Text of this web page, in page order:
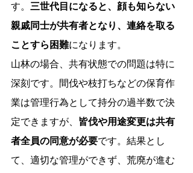
す。 三世代目になると、顔も知らない
親戚同士が共有者となり、連絡を取る
ことすら困難になります。
山林の場合、共有状態での問題は特に
深刻です。間伐や枝打ちなどの保育作
業は管理行為として持分の過半数で決
定できますが、 皆伐や用途変更は共有
者全員の同意が必要です。結果とし
て、適切な管理ができず、荒廃が進む